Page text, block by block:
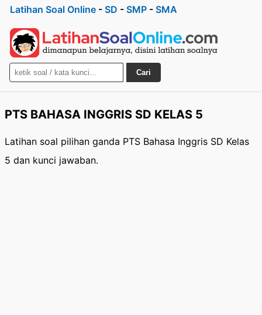
Latihan Soal Online - SD - SMP - SMA
Cari
PTS BAHASA INGGRIS SD KELAS 5
Latihan soal pilihan ganda PTS Bahasa Inggris SD Kelas
5 dan kunci jawaban.